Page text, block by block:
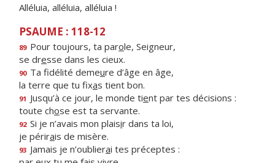
Alléluia, alléluia, alléluia !
PSAUME : 118-12
89 Pour toujours, ta parole, Seigneur,
se dresse dans les cieux.
90 Ta fidélité demeure d’âge en âge,
la terre que tu fixas tient bon.
91 Jusqu’à ce jour, le monde tient par tes décisions :
toute chose est ta servante.
92 Si je n’avais mon plaisir dans ta loi,
je périrais de misère.
93 Jamais je n’oublierai tes préceptes :